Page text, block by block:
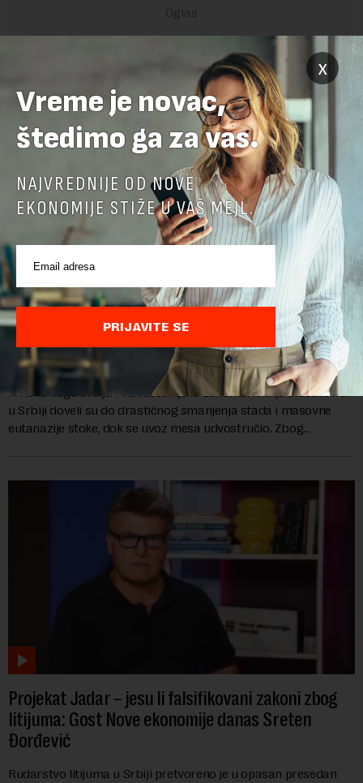
Eutanazija srpskog sela: Za 20 godina ostali smo
bez trećine grla u sektoru svinjogojstva
Afrička kuga svinja i višedecenijsko zanemarivanje stočarstva
u Srbiji doveli su do drastičnog smanjenja stada i masovne
eutanazije stoke, dok se uvoz mesa udvostručio. Zbog
Projekat Jadar – jesu li falsifikovani zakoni zbog
litijuma: Gost Nove ekonomije danas Sreten
Đorđević
Rudarstvo litijuma u Srbiji pretvoreno je u opasan presedan
x
Vreme je novac,
štedimo ga za vas.
NAJVREDNIJE OD NOVE
EKONOMIJE STIŽE U VAŠ MEJL.
PRIJAVITE SE